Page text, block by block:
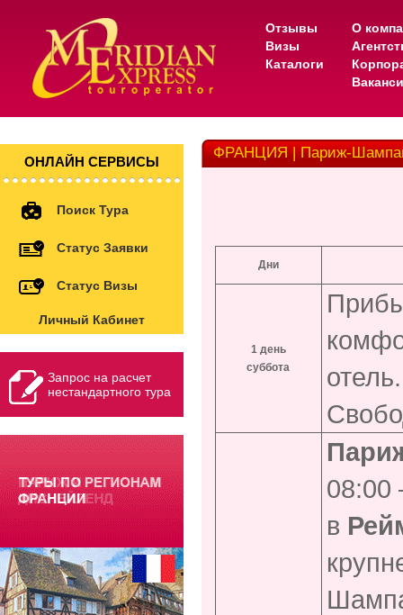
Отзывы
Визы
Каталоги
О
ОНЛАЙН СЕРВИСЫ
Поиск Тура
Статус Заявки
Статус Визы
Личный Кабинет
Запрос на расчет
нестандартного тура
ФРАНЦИЯ | Париж-
Дни
1 день
суббота
08:00
в